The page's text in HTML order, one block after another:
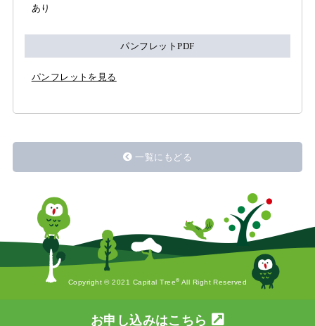
あり
パンフレットPDF
パンフレットを見る
お申し込みはこちら
一覧にもどる
Copyright © 2021 Capital Tree® All Right Reserved